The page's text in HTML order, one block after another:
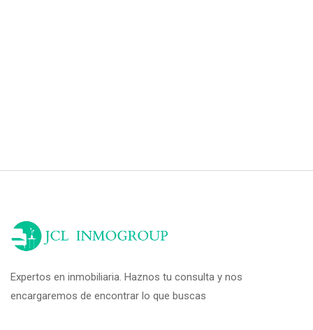
Expertos en inmobiliaria. Haznos tu consulta y nos
encargaremos de encontrar lo que buscas